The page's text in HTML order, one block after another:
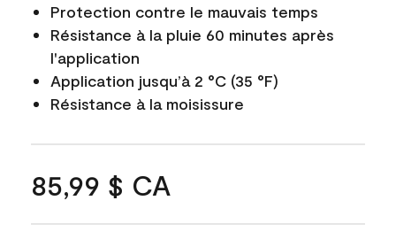
Protection contre le mauvais temps
Résistance à la pluie 60 minutes après
l'application
Application jusqu’à 2 °C (35 °F)
Résistance à la moisissure
85,99 $ CA